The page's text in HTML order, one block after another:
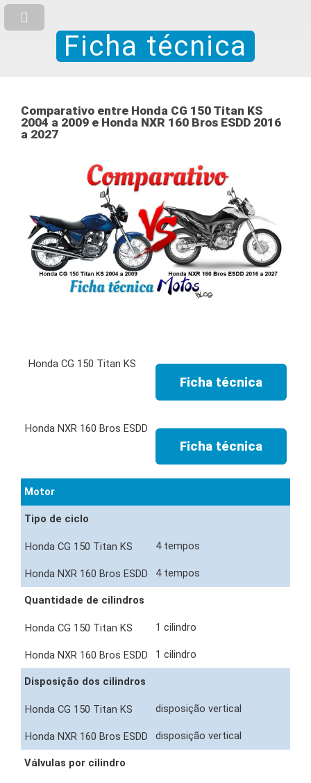
Ficha técnica
Comparativo entre Honda CG 150 Titan KS
2004 a 2009 e Honda NXR 160 Bros ESDD 2016
a 2027
Ficha técnica
Ficha técnica
Motor
Tipo de ciclo
4 tempos
4 tempos
Quantidade de cilindros
1 cilindro
1 cilindro
Disposição dos cilindros
disposição vertical
disposição vertical
Válvulas por cilindro